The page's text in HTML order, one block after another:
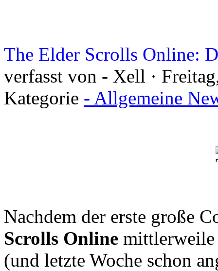
The Elder Scrolls Online:
verfasst von - Xell ·
Kategorie - Allgemeine
Nachdem der erste große
Scrolls Online mittlerweile
(und letzte Woche schon